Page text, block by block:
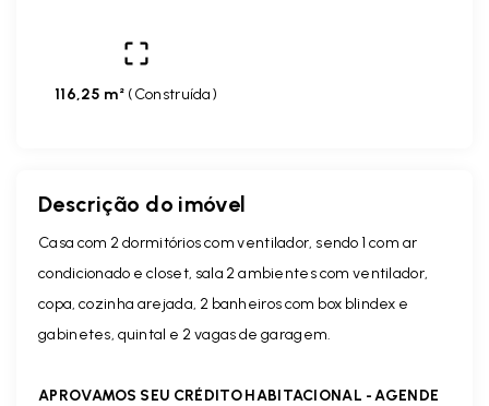
116,25 m² (Construída)
Descrição do imóvel
Casa com 2 dormitórios com ventilador, sendo 1 com ar
condicionado e closet, sala 2 ambientes com ventilador,
copa, cozinha arejada, 2 banheiros com box blindex e
gabinetes, quintal e 2 vagas de garagem.
APROVAMOS SEU CRÉDITO HABITACIONAL - AGENDE